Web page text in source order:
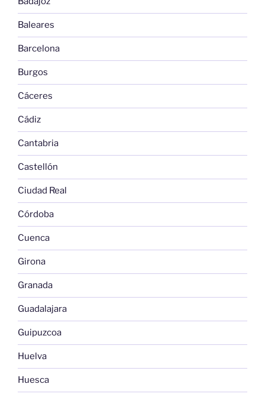
Baleares
Barcelona
Burgos
Cáceres
Cádiz
Cantabria
Castellón
Ciudad Real
Córdoba
Cuenca
Girona
Granada
Guadalajara
Guipuzcoa
Huelva
Huesca